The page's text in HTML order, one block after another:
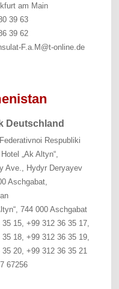
am Main
39 63
39 62
F.a.M@t-online.de
Deutschland
Respubliki
„Ak Altyn“,
Ave., Hydyr Deryayev
Aschgabat,
744 000 Aschgabat
15, +99 312 36 35 17,
18, +99 312 36 35 19,
20, +99 312 36 35 21
67256